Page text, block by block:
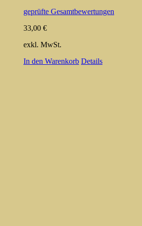
geprüfte Gesamtbewertungen
33,00 €
exkl. MwSt.
In den Warenkorb Details